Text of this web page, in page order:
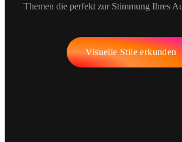
Themen die perfekt zur Stimmung Ihres
Visuelle Stile erkunden